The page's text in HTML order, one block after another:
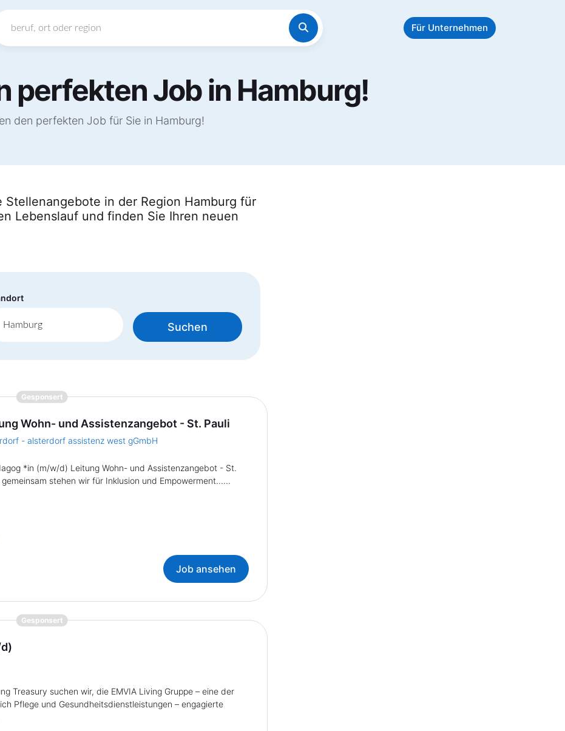
Für Unternehmen
perfekten Job in Hamburg!
den perfekten Job für Sie in Hamburg!
in der Region Hamburg für
Lebenslauf und finden Sie Ihren neuen
Suchen
Gesponsert{prompt.job}
Wohn- und Assistenzangebot - St. Pauli
- alsterdorf assistenz west gGmbH
*in (m/w/d) Leitung Wohn- und Assistenzangebot - St.
stehen wir für Inklusion und Empowerment......
Job ansehen
Gesponsert{prompt.job}
Treasury suchen wir, die EMVIA Living Gruppe – eine der
Pflege und Gesundheitsdienstleistungen – engagierte